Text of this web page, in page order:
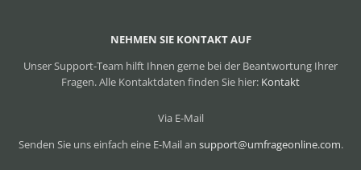
NEHMEN SIE KONTAKT AUF
Unser Support-Team hilft Ihnen gerne bei der Beantwortung Ihrer
Fragen. Alle Kontaktdaten finden Sie hier: Kontakt
Via E-Mail
Senden Sie uns einfach eine E-Mail an support@umfrageonline.com.